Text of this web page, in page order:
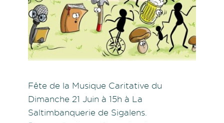
Fête de la Musique Caritative du
Dimanche 21 Juin à 15h à La
Saltimbanquerie de Sigalens.